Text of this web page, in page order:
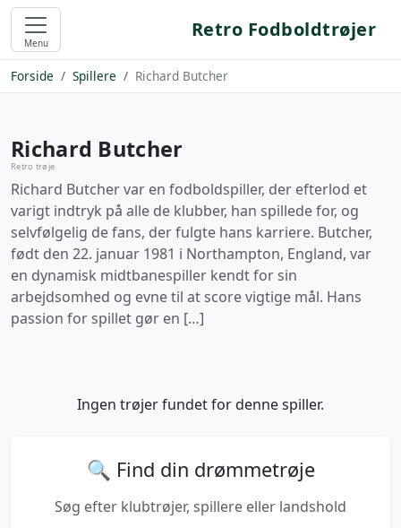
Menu
Retro Fodboldtrøjer
Forside Spillere Richard Butcher
Richard Butcher
Retro trøje
Richard Butcher var en fodboldspiller, der efterlod et
varigt indtryk på alle de klubber, han spillede for, og
selvfølgelig de fans, der fulgte hans karriere. Butcher,
født den 22. januar 1981 i Northampton, England, var
en dynamisk midtbanespiller kendt for sin
arbejdsomhed og evne til at score vigtige mål. Hans
passion for spillet gør en […]
Ingen trøjer fundet for denne spiller.
🔍 Find din drømmetrøje
Søg efter klubtrøjer, spillere eller landshold